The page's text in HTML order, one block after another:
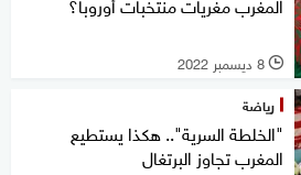
l 8 ديسمبر 2022
رياضة
"الخلطة السرية".. هكذا يستطيع
المغرب تجاوز البرتغال